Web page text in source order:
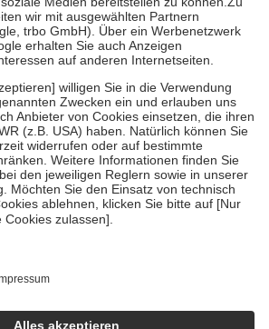
mindestensjedochfünf Euro
sind jedoch nie mehr als die tatsächlichen
entrichten.
auch für Online-Apotheken.
Krankenpflege beträgt die
der Kosten sowie zehn Euro je
Versicherten für ihre eigene Gesundheit zu
Stellung der Familie zu unterstützen,
an bei:
bis zum vollendeten 18. Lebensjahr